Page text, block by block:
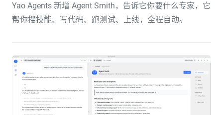
Yao Agents 新增 Agent Smith，告诉它你要什么专家，它
帮你搜技能、写代码、跑测试、上线，全程自动。